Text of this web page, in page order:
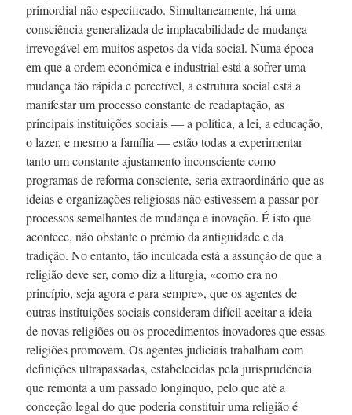
primordial não especificado. Simultaneamente, há uma
consciência generalizada de implacabilidade de mudança
irrevogável em muitos aspetos da vida social. Numa época
em que a ordem económica e industrial está a sofrer uma
mudança tão rápida e percetível, a estrutura social está a
manifestar um processo constante de readaptação, as
principais instituições sociais — a política, a lei, a educação,
o lazer, e mesmo a família — estão todas a experimentar
tanto um constante ajustamento inconsciente como
programas de reforma consciente, seria extraordinário que as
ideias e organizações religiosas não estivessem a passar por
processos semelhantes de mudança e inovação. É isto que
acontece, não obstante o prémio da antiguidade e da
tradição. No entanto, tão inculcada está a assunção de que a
religião deve ser, como diz a liturgia, «como era no
princípio, seja agora e para sempre», que os agentes de
outras instituições sociais consideram difícil aceitar a ideia
de novas religiões ou os procedimentos inovadores que essas
religiões promovem. Os agentes judiciais trabalham com
definições ultrapassadas, estabelecidas pela jurisprudência
que remonta a um passado longínquo, pelo que até a
conceção legal do que poderia constituir uma religião é